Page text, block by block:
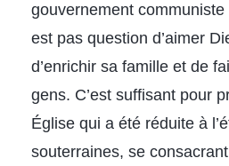
gouvernement communiste
est pas question d’aimer
d’enrichir sa famille et de
gens. C’est suffisant pour
Église qui a été réduite à
souterraines, se